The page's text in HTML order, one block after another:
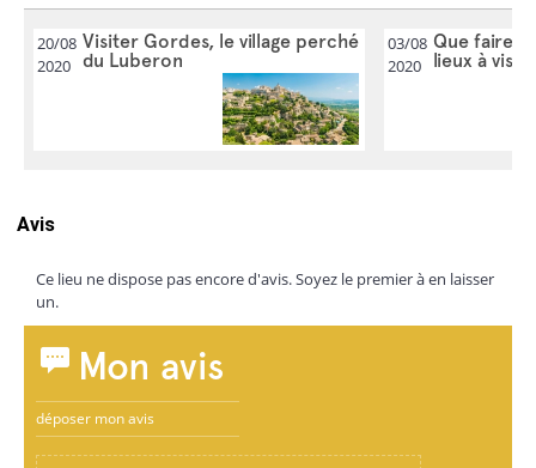
20/08
2020
Visiter Gordes, le village perché
du Luberon
03/08
2020
Que faire
lieux à
Avis
Ce lieu ne dispose pas encore d'avis. Soyez le premier à en laisser
un.
Mon avis
déposer mon avis